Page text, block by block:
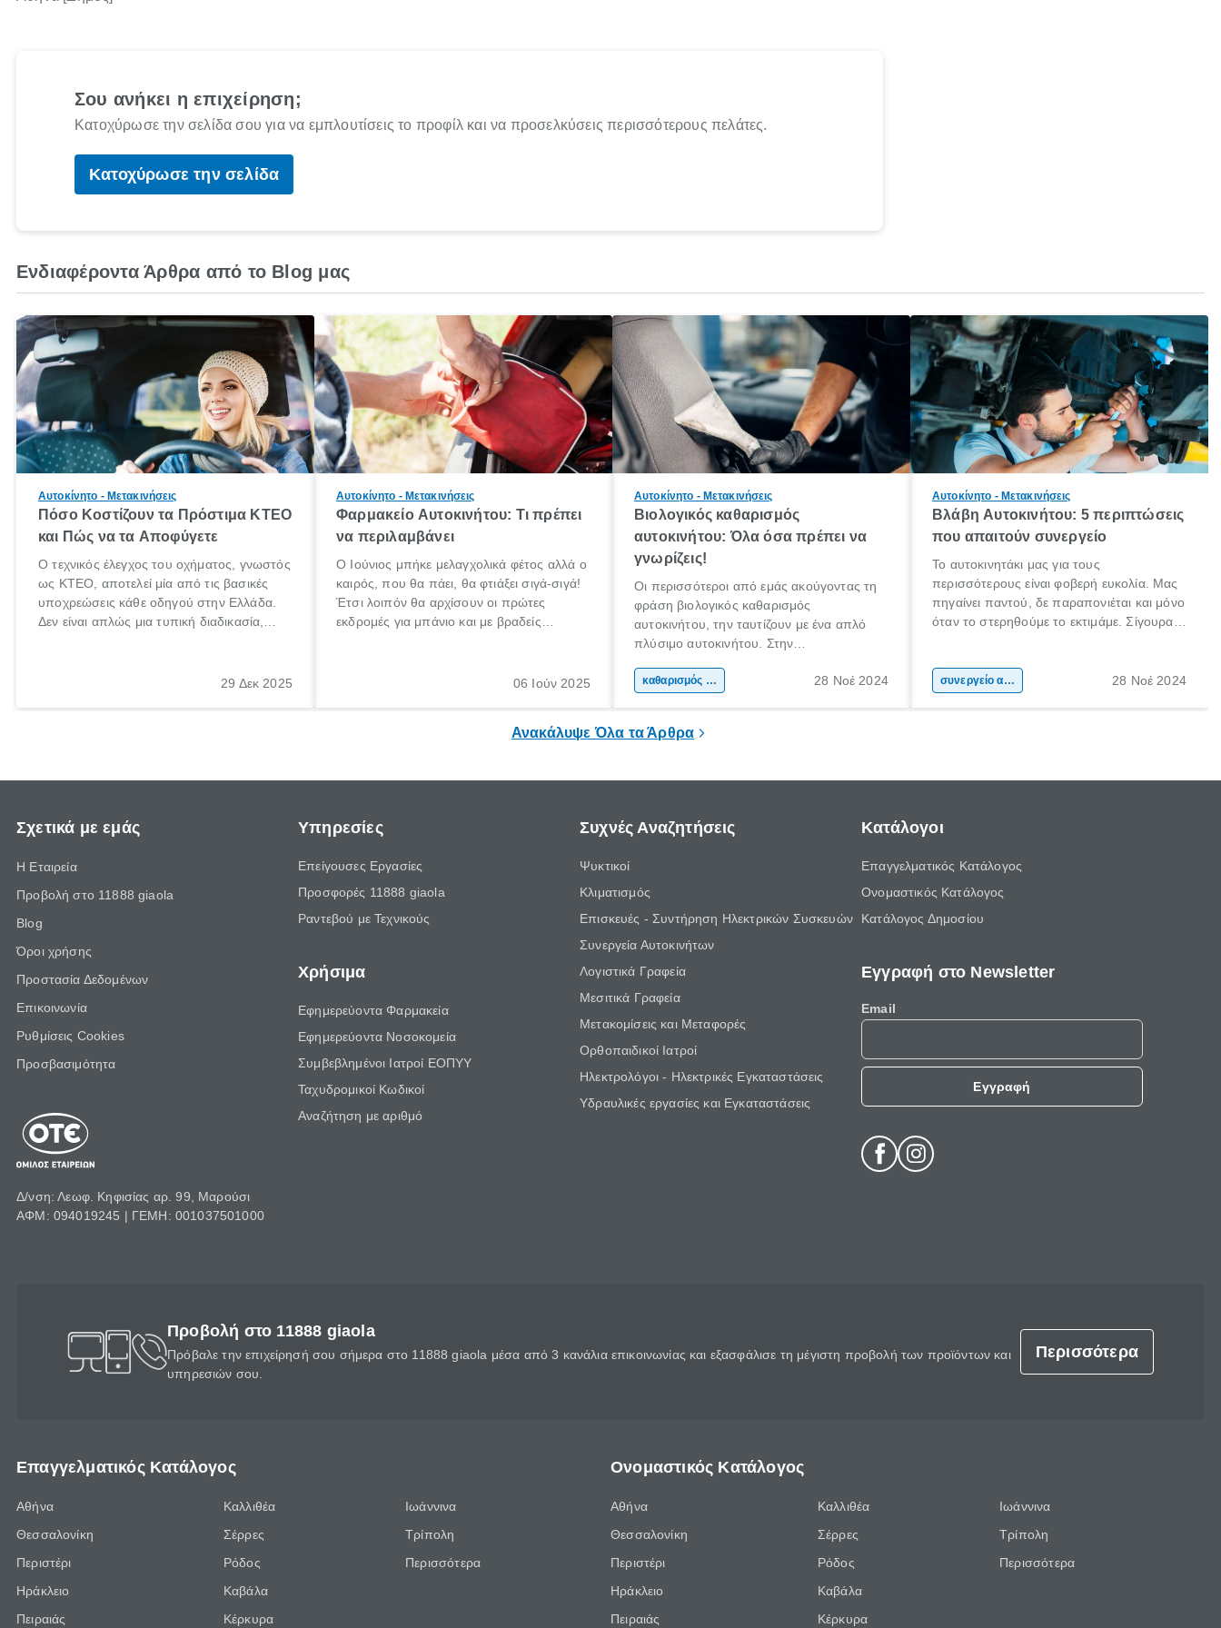
Σου ανήκει η επιχείρηση;
Κατοχύρωσε την σελίδα σου για να εμπλουτίσεις το προφίλ και να προσελκύσεις περισσότερους πελάτες.
Κατοχύρωσε την σελίδα
Ενδιαφέροντα Άρθρα από το Blog μας
Αυτοκίνητο - Μετακινήσεις
Πόσο Κοστίζουν τα Πρόστιμα ΚΤΕΟ
και Πώς να τα Αποφύγετε
Ο τεχνικός έλεγχος του οχήματος, γνωστός
ως ΚΤΕΟ, αποτελεί μία από τις βασικές
υποχρεώσεις κάθε οδηγού στην Ελλάδα.
Δεν είναι απλώς μια τυπική διαδικασία,
οδηγών και του περιβάλλοντος. Ωστόσο,
29 Δεκ 2025
Αυτοκίνητο - Μετακινήσεις
Φαρμακείο Αυτοκινήτου: Τι πρέπει
να περιλαμβάνει
Ο Ιούνιος μπήκε μελαγχολικά φέτος αλλά ο
καιρός, που θα πάει, θα φτιάξει σιγά-σιγά!
Έτσι λοιπόν θα αρχίσουν οι πρώτες
εκδρομές για μπάνιο και με βραδείς
06 Ιούν 2025
Αυτοκίνητο - Μετακινήσεις
Βιολογικός καθαρισμός
αυτοκινήτου: Όλα όσα πρέπει να
γνωρίζεις!
Οι περισσότεροι από εμάς ακούγοντας τη
φράση βιολογικός καθαρισμός
αυτοκινήτου, την ταυτίζουν με ένα απλό
πλύσιμο αυτοκινήτου. Στην
βιολογικός καθαρισμός αυτοκινήτου, είναι
καθαρισμός αυτοκινήτου 28 Νοέ 2024
Αυτοκίνητο - Μετακινήσεις
Βλάβη Αυτοκινήτου: 5 περιπτώσεις
που απαιτούν συνεργείο
Το αυτοκινητάκι μας για τους
περισσότερους είναι φοβερή ευκολία. Μας
πηγαίνει παντού, δε παραπονιέται και μόνο
όταν το στερηθούμε το εκτιμάμε. Σίγουρα
που αν παρουσιαστεί μία βλάβη (ειδικά αν
δε τη θεωρούμε σοβαρή) θα αναβάλουμε
συνεργείο αυτοκινήτου 28 Νοέ 2024
Ανακάλυψε Όλα τα Άρθρα
Σχετικά με εμάς
Η Εταιρεία
Προβολή στο 11888 giaola
Blog
Όροι χρήσης
Προστασία Δεδομένων
Επικοινωνία
Ρυθμίσεις Cookies
Προσβασιμότητα
Δ/νση: Λεωφ. Κηφισίας αρ. 99, Μαρούσι
ΑΦΜ: 094019245 | ΓΕΜΗ: 001037501000
Υπηρεσίες
Επείγουσες Εργασίες
Προσφορές 11888 giaola
Ραντεβού με Τεχνικούς
Χρήσιμα
Εφημερεύοντα Φαρμακεία
Εφημερεύοντα Νοσοκομεία
Συμβεβλημένοι Ιατροί ΕΟΠΥΥ
Ταχυδρομικοί Κωδικοί
Αναζήτηση με αριθμό
Συχνές Αναζητήσεις
Ψυκτικοί
Κλιματισμός
Επισκευές - Συντήρηση Ηλεκτρικών Συσκευών
Συνεργεία Αυτοκινήτων
Λογιστικά Γραφεία
Μεσιτικά Γραφεία
Μετακομίσεις και Μεταφορές
Ορθοπαιδικοί Ιατροί
Ηλεκτρολόγοι - Ηλεκτρικές Εγκαταστάσεις
Υδραυλικές εργασίες και Εγκαταστάσεις
Κατάλογοι
Επαγγελματικός Κατάλογος
Ονομαστικός Κατάλογος
Κατάλογος Δημοσίου
Εγγραφή στο Newsletter
Email
Εγγραφή
Προβολή στο 11888 giaola
Πρόβαλε την επιχείρησή σου σήμερα στο 11888 giaola μέσα από 3 κανάλια επικοινωνίας και εξασφάλισε τη μέγιστη προβολή των προϊόντων και
υπηρεσιών σου.
Περισσότερα
Επαγγελματικός Κατάλογος
Αθήνα
Θεσσαλονίκη
Περιστέρι
Ηράκλειο
Πειραιάς
Καλλιθέα
Σέρρες
Ρόδος
Καβάλα
Κέρκυρα
Ιωάννινα
Τρίπολη
Περισσότερα
Ονομαστικός Κατάλογος
Αθήνα
Θεσσαλονίκη
Περιστέρι
Ηράκλειο
Πειραιάς
Καλλιθέα
Σέρρες
Ρόδος
Καβάλα
Κέρκυρα
Ιωάννινα
Τρίπολη
Περισσότερα